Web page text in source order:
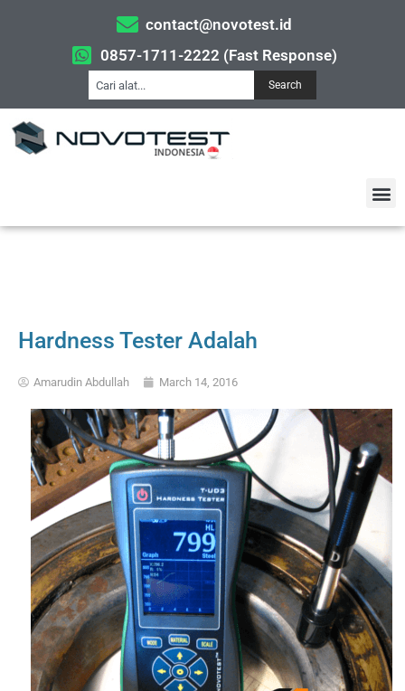
contact@novotest.id
0857-1711-2222 (Fast Response)
Search
Hardness Tester Adalah
Amarudin Abdullah March 14, 2016